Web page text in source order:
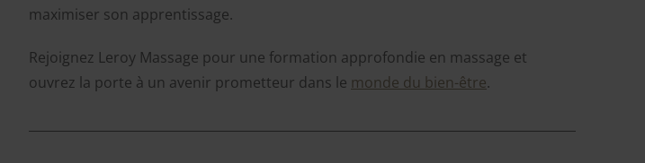
maximiser son apprentissage.
Rejoignez Leroy Massage pour une formation approfondie en massage et
ouvrez la porte à un avenir prometteur dans le monde du bien-être.